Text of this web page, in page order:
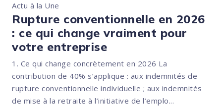
Actu à la Une
Rupture conventionnelle en 2026
: ce qui change vraiment pour
votre entreprise
1. Ce qui change concrètement en 2026 La
contribution de 40% s’applique : aux indemnités de
rupture conventionnelle individuelle ; aux indemnités
de mise à la retraite à l’initiative de l’emplo...